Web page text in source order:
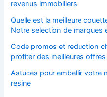
revenus immobiliers
Quelle est la meilleure
Notre selection de marques
Code promos et reduction
profiter des meilleures
Astuces pour embellir votre
resine